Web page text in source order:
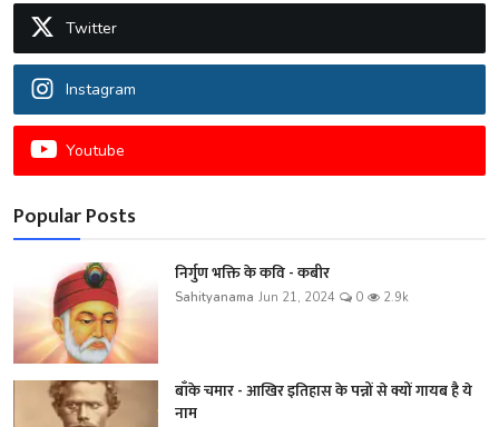
Twitter
Instagram
Youtube
Popular Posts
निर्गुण भक्ति के कवि - कबीर
Sahityanama Jun 21, 2024 0 2.9k
बाँके चमार - आखिर इतिहास के पन्नों से क्यों गायब है ये
नाम